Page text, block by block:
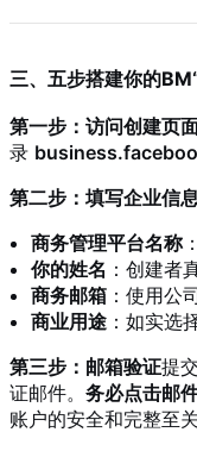
三、五步搭建你的
第一步：访问创建页
录
第二步：填写企业信
商务管理平台名称
你的姓名 ：创建者
商务邮箱 ：使用公
商业用途 ：如实选
第三步：邮箱验证提
证邮件。 务必点击邮
账户的安全和完整至关